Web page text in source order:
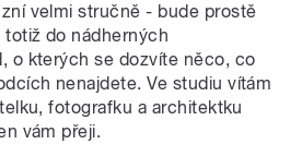
velmi stručně - bude prostě
totiž do nádherných
o kterých se dozvíte něco, co
nenajdete. Ve studiu vítám
fotografku a architektku
vám přeji.